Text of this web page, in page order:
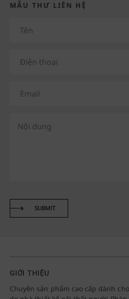
MẪU THƯ LIÊN HỆ
SUBMIT
GIỚI THIỆU
Chuyên sản phẩm cao cấp dành